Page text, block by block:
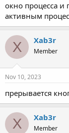
окно процесса и
активным
X Xab3r
Member
Nov 10, 2023
прерывается
X Xab3r
Member